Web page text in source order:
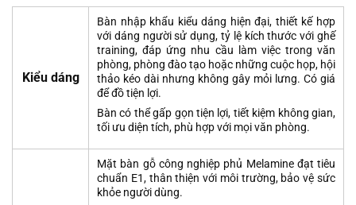
Kiểu dáng
Bàn nhập khẩu kiểu dáng hiện đại, thiết kế hợp
với dáng người sử dụng, tỷ lệ kích thước với ghế
training, đáp ứng nhu cầu làm việc trong văn
phòng, phòng đào tạo hoặc những cuộc họp, hội
thảo kéo dài nhưng không gây mỏi lưng. Có giá
để đồ tiện lợi.
Bàn có thể gấp gọn tiện lợi, tiết kiệm không gian,
tối ưu diện tích, phù hợp với mọi văn phòng.
Mặt bàn gỗ công nghiệp phủ Melamine đạt tiêu
chuẩn E1, thân thiện với môi trường, bảo vệ sức
khỏe người dùng.